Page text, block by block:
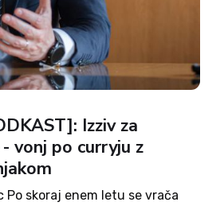
Izziv za
vonj po curryju z
Po skoraj enem letu se vrača